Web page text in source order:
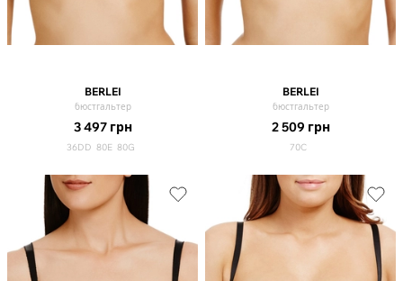
BERLEI
бюстгальтер
3 497 грн
36DD 80E 80G
BERLEI
бюстгальтер
2 509 грн
70C